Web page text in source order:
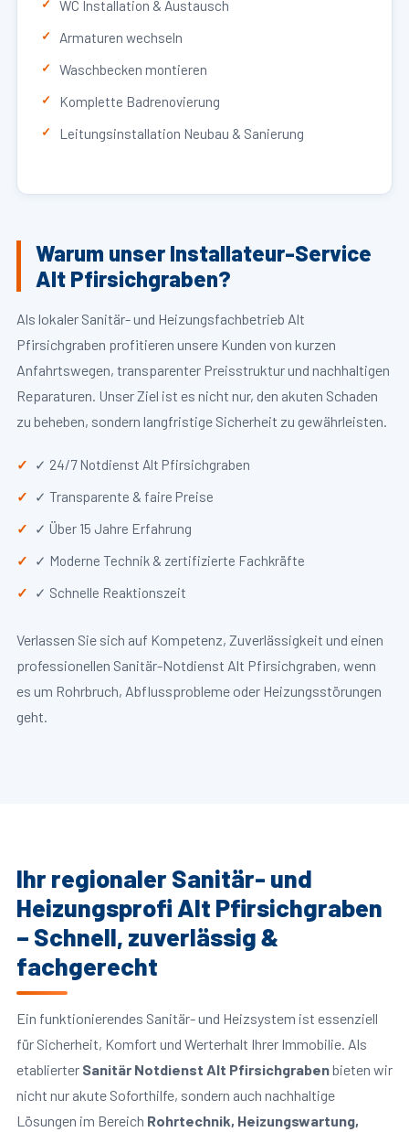
WC Installation & Austausch
Armaturen wechseln
Waschbecken montieren
Komplette Badrenovierung
Leitungsinstallation Neubau & Sanierung
Warum unser Installateur-Service
Alt Pfirsichgraben?
Als lokaler Sanitär- und Heizungsfachbetrieb Alt
Pfirsichgraben profitieren unsere Kunden von kurzen
Anfahrtswegen, transparenter Preisstruktur und nachhaltigen
Reparaturen. Unser Ziel ist es nicht nur, den akuten Schaden
zu beheben, sondern langfristige Sicherheit zu gewährleisten.
✓ 24/7 Notdienst Alt Pfirsichgraben
✓ Transparente & faire Preise
✓ Über 15 Jahre Erfahrung
✓ Moderne Technik & zertifizierte Fachkräfte
✓ Schnelle Reaktionszeit
Verlassen Sie sich auf Kompetenz, Zuverlässigkeit und einen
professionellen Sanitär-Notdienst Alt Pfirsichgraben, wenn
es um Rohrbruch, Abflussprobleme oder Heizungsstörungen
geht.
Ihr regionaler Sanitär- und
Heizungsprofi Alt Pfirsichgraben
– Schnell, zuverlässig &
fachgerecht
Ein funktionierendes Sanitär- und Heizsystem ist essenziell
für Sicherheit, Komfort und Werterhalt Ihrer Immobilie. Als
etablierter Sanitär Notdienst Alt Pfirsichgrabenbieten wir
nicht nur akute Soforthilfe, sondern auch nachhaltige
Lösungen im Bereich Rohrtechnik, Heizungswartung,